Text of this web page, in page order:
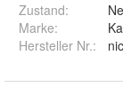
Zustand:
Marke:
Hersteller Nr.: